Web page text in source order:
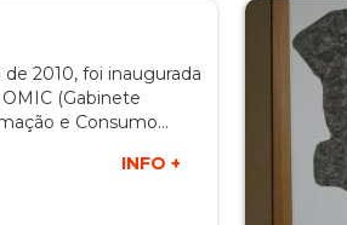
2010, foi inaugurada
(Gabinete
e Consumo…
INFO +